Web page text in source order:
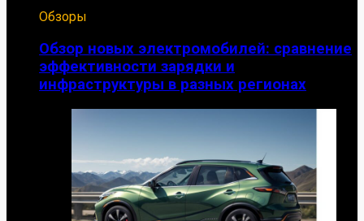
Обзоры
Обзор новых электромобилей: сравнение
эффективности зарядки и
инфраструктуры в разных регионах